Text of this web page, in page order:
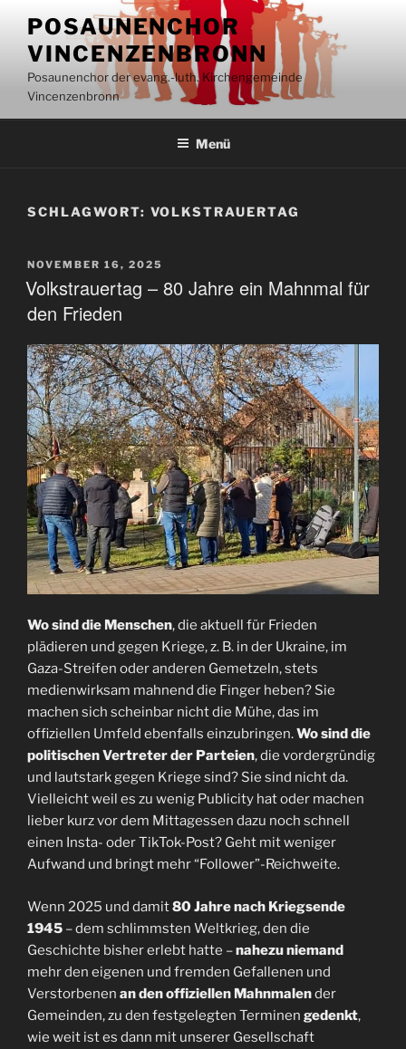
springen
Inhalt
springen
POSAUNENCHOR
VINCENZENBRONN
Posaunenchor der evang.-luth. Kirchengemeinde
Vincenzenbronn
Menü
SCHLAGWORT: VOLKSTRAUERTAG
VERÖFFENTLICHT
AM
NOVEMBER 16, 2025
Volkstrauertag – 80 Jahre ein Mahnmal für
den Frieden
Wo sind die Menschen, die aktuell für Frieden
plädieren und gegen Kriege, z. B. in der Ukraine, im
Gaza-Streifen oder anderen Gemetzeln, stets
medienwirksam mahnend die Finger heben? Sie
machen sich scheinbar nicht die Mühe, das im
offiziellen Umfeld ebenfalls einzubringen.Wo sind die
politischen Vertreter der Parteien, die vordergründig
und lautstark gegen Kriege sind? Sie sind nicht da.
Vielleicht weil es zu wenig Publicity hat oder machen
lieber kurz vor dem Mittagessen dazu noch schnell
einen Insta- oder TikTok-Post? Geht mit weniger
Aufwand und bringt mehr “Follower”-Reichweite.
Wenn 2025 und damit80 Jahre nach Kriegsende
1945 – dem schlimmsten Weltkrieg, den die
Geschichte bisher erlebt hatte –nahezu niemand
mehr den eigenen und fremden Gefallenen und
Verstorbenen an den offiziellen Mahnmalender
Gemeinden, zu den festgelegten Terminen gedenkt,
wie weit ist es dann mit unserer Gesellschaft